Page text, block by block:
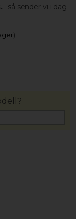
så sender vi i dag
).